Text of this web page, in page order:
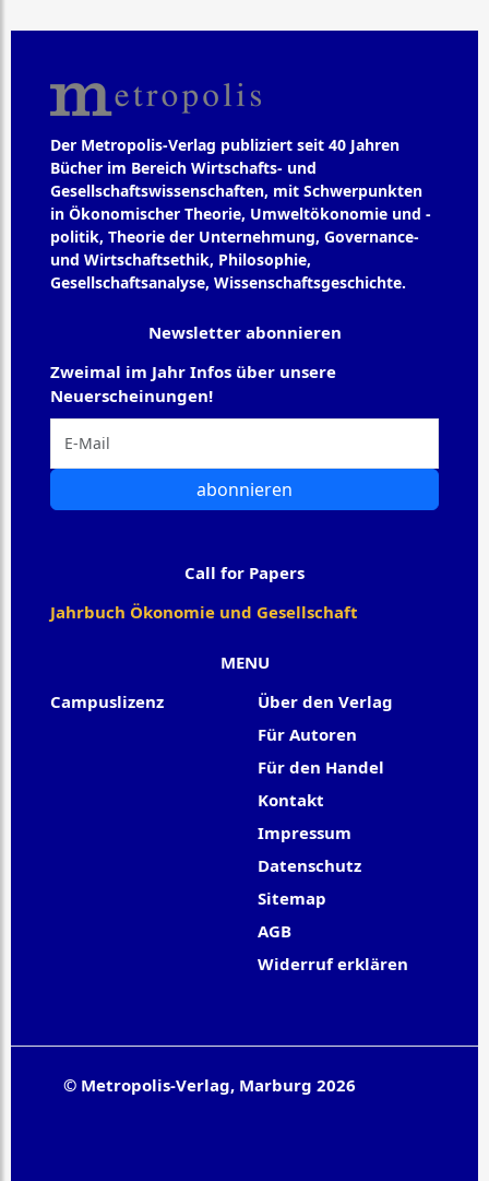
Der Metropolis-Verlag publiziert seit 40 Jahren
Bücher im Bereich Wirtschafts- und
Gesellschaftswissenschaften, mit Schwerpunkten
in Ökonomischer Theorie, Umweltökonomie und -
politik, Theorie der Unternehmung, Governance-
und Wirtschaftsethik, Philosophie,
Gesellschaftsanalyse, Wissenschaftsgeschichte.
MENU
Campuslizenz
Über den Verlag
Für Autoren
Für den Handel
Kontakt
Impressum
Datenschutz
Sitemap
AGB
Widerruf erklären
Newsletter abonnieren
Zweimal im Jahr Infos über unsere
Neuerscheinungen!
abonnieren
Call for Papers
Jahrbuch Ökonomie und Gesellschaft
© Metropolis-Verlag, Marburg 2026